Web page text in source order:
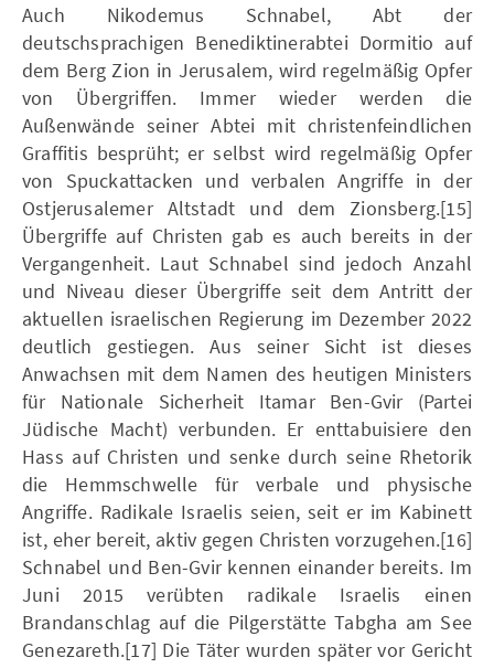
Auch Nikodemus Schnabel, Abt der
deutschsprachigen Benediktinerabtei Dormitio auf
dem Berg Zion in Jerusalem, wird regelmäßig Opfer
von Übergriffen. Immer wieder werden die
Außenwände seiner Abtei mit christenfeindlichen
Graffitis besprüht; er selbst wird regelmäßig Opfer
von Spuckattacken und verbalen Angriffe in der
Ostjerusalemer Altstadt und dem Zionsberg.[15]
Übergriffe auf Christen gab es auch bereits in der
Vergangenheit. Laut Schnabel sind jedoch Anzahl
und Niveau dieser Übergriffe seit dem Antritt der
aktuellen israelischen Regierung im Dezember 2022
deutlich gestiegen. Aus seiner Sicht ist dieses
Anwachsen mit dem Namen des heutigen Ministers
für Nationale Sicherheit Itamar Ben-Gvir (Partei
Jüdische Macht) verbunden. Er enttabuisiere den
Hass auf Christen und senke durch seine Rhetorik
die Hemmschwelle für verbale und physische
Angriffe. Radikale Israelis seien, seit er im Kabinett
ist, eher bereit, aktiv gegen Christen vorzugehen.[16]
Schnabel und Ben-Gvir kennen einander bereits. Im
Juni 2015 verübten radikale Israelis einen
Brandanschlag auf die Pilgerstätte Tabgha am See
Genezareth.[17] Die Täter wurden später vor Gericht